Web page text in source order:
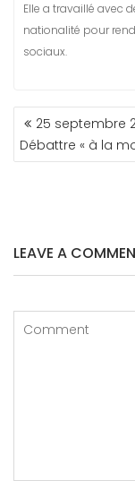
Elle a travaillé avec
nationalité pour
sociaux.
NAVIGATION
DE
L’ARTICLE
25 septembre
Débattre « à la
LEAVE A